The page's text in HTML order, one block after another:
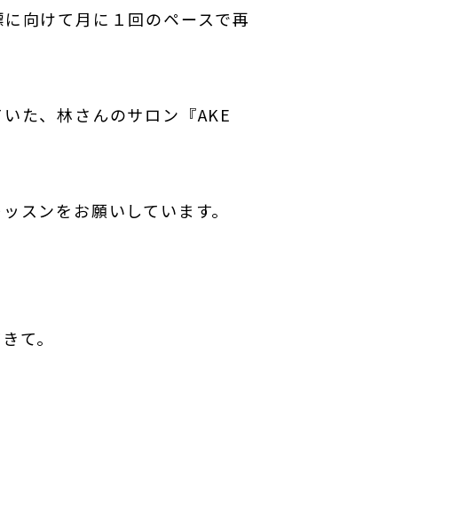
向けて月に１回のペースで再
た、林さんのサロン『AKE
スンをお願いしています。
て。